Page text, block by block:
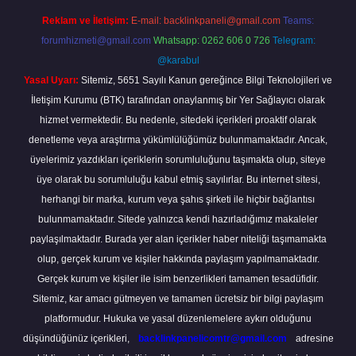
Reklam ve İletişim: E-mail: backlinkpaneli@gmail.com Teams:
forumhizmeti@gmail.com Whatsapp: 0262 606 0 726 Telegram:
@karabul
Yasal Uyarı: Sitemiz, 5651 Sayılı Kanun gereğince Bilgi Teknolojileri ve
İletişim Kurumu (BTK) tarafından onaylanmış bir Yer Sağlayıcı olarak
hizmet vermektedir. Bu nedenle, sitedeki içerikleri proaktif olarak
denetleme veya araştırma yükümlülüğümüz bulunmamaktadır. Ancak,
üyelerimiz yazdıkları içeriklerin sorumluluğunu taşımakta olup, siteye
üye olarak bu sorumluluğu kabul etmiş sayılırlar. Bu internet sitesi,
herhangi bir marka, kurum veya şahıs şirketi ile hiçbir bağlantısı
bulunmamaktadır. Sitede yalnızca kendi hazırladığımız makaleler
paylaşılmaktadır. Burada yer alan içerikler haber niteliği taşımamakta
olup, gerçek kurum ve kişiler hakkında paylaşım yapılmamaktadır.
Gerçek kurum ve kişiler ile isim benzerlikleri tamamen tesadüfidir.
Sitemiz, kar amacı gütmeyen ve tamamen ücretsiz bir bilgi paylaşım
platformudur. Hukuka ve yasal düzenlemelere aykırı olduğunu
düşündüğünüz içerikleri,
backlinkpanelicomtr@gmail.com
adresine